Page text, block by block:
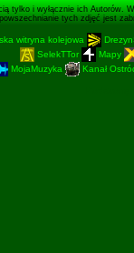
tylko i wyłącznie ich
tych zdjęć jest
witryna kolejowa
SelekTTor
Mapy
MojaMuzyka
Kanał